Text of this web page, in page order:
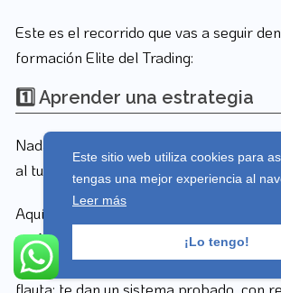
Este es el recorrido que vas a seguir
formación Elite del Trading:
1️⃣ Aprender una estrategia
Nada de andar como pollo sin cabeza
al tuntún.
Aquí lo primero es
replicable
, paso a paso. Pako Thawani y
quieren que vayas “probando” cosas a
flauta; te dan un sistema probado, con
Este sitio web utiliza cookies para
tengas una mejor experiencia al
Leer más
¡Lo tengo!